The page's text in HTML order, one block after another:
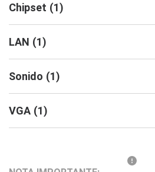
Chipset (1)
LAN (1)
Sonido (1)
VGA (1)